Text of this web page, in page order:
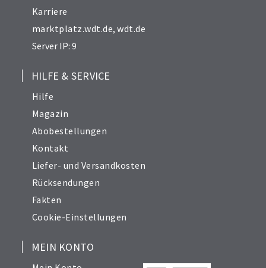
Karriere
marktplatz.wdt.de,wdt.de
Server IP: 9
HILFE & SERVICE
Hilfe
Magazin
Abobestellungen
Kontakt
Liefer- und Versandkosten
Rücksendungen
Fakten
Cookie-Einstellungen
MEIN KONTO